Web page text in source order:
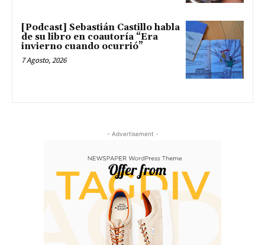
[Podcast] Sebastián Castillo habla
de su libro en coautoría “Era
invierno cuando ocurrió”
7 Agosto, 2026
- Advertisement -